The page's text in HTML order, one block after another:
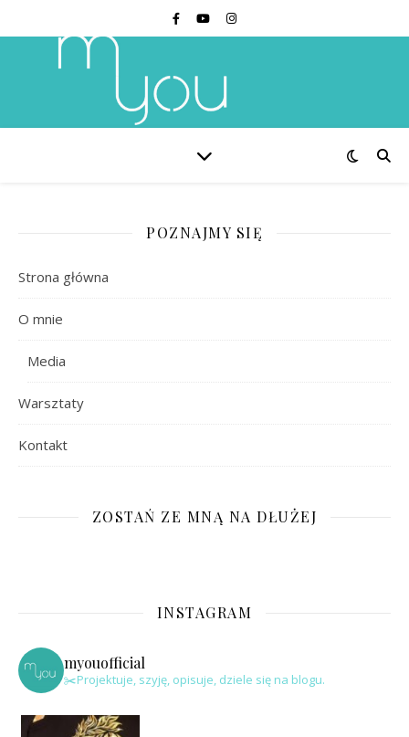
POZNAJMY SIĘ
Strona główna
O mnie
Media
Warsztaty
Kontakt
ZOSTAŃ ZE MNĄ NA DŁUŻEJ
INSTAGRAM
myouofficial
✂️Projektuje, szyję, opisuje, dziele się na blogu.